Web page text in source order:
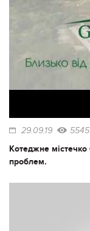
29.09.19
Котеджне містечко
проблем.